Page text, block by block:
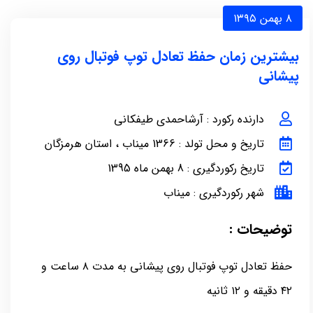
۸ بهمن ۱۳۹۵
بیشترین زمان حفظ تعادل توپ فوتبال روی
پیشانی
دارنده رکورد : آرشاحمدی طیفکانی
تاریخ و محل تولد : 1366 میناب ، استان هرمزگان
تاریخ رکوردگیری : 8 بهمن ماه 1395
شهر رکوردگیری : میناب
توضیحات :
حفظ تعادل توپ فوتبال روی پیشانی به مدت ۸ ساعت و
۴۲ دقیقه و ۱۲ ثانیه